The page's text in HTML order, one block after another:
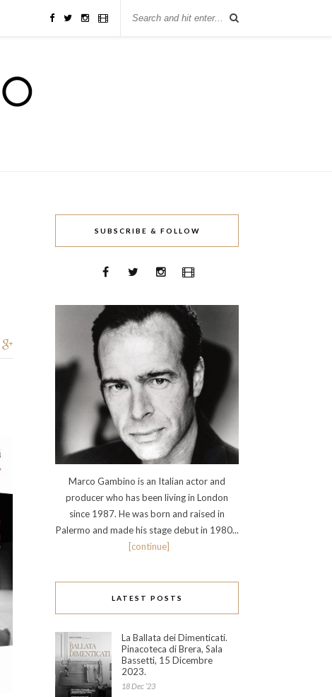
SUBSCRIBE & FOLLOW
Marco Gambino is an Italian actor and
producer who has been living in London
since 1987. He was born and raised in
Palermo and made his stage debut in 1980...
[continue]
LATEST POSTS
La Ballata dei Dimenticati.
Pinacoteca di Brera, Sala
Bassetti, 15 Dicembre
2023.
18 Dec ’23